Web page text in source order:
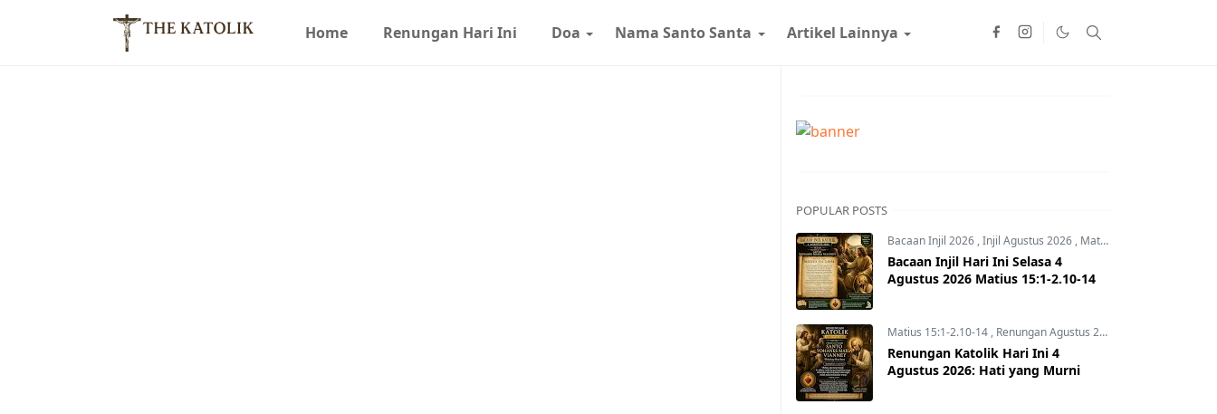
Home Renungan Hari Ini Doa Nama Santo Santa Artikel Lainnya
POPULAR POSTS
Bacaan Injil 2026 ,Injil Agustus 2026 , Matius 15:1-2.10-14
Bacaan Injil Hari Ini Selasa 4
Agustus 2026 Matius 15:1-2.10-14
Matius 15:1-2.10-14 , Renungan Agustus 2026
Renungan Katolik Hari Ini 4
Agustus 2026: Hati yang Murni